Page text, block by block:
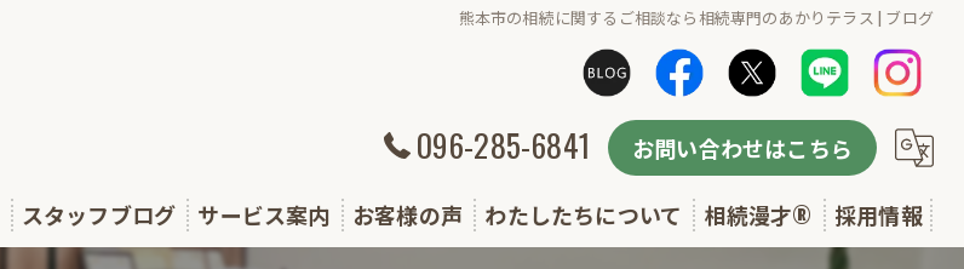
熊本市の相続に関するご相談なら相続専門のあかりテラス | ブログ
096-285-6841 お問い合わせはこちら
スタッフブログ サービス案内 お客様の声 わたしたちについて 相続漫才® 採用情報